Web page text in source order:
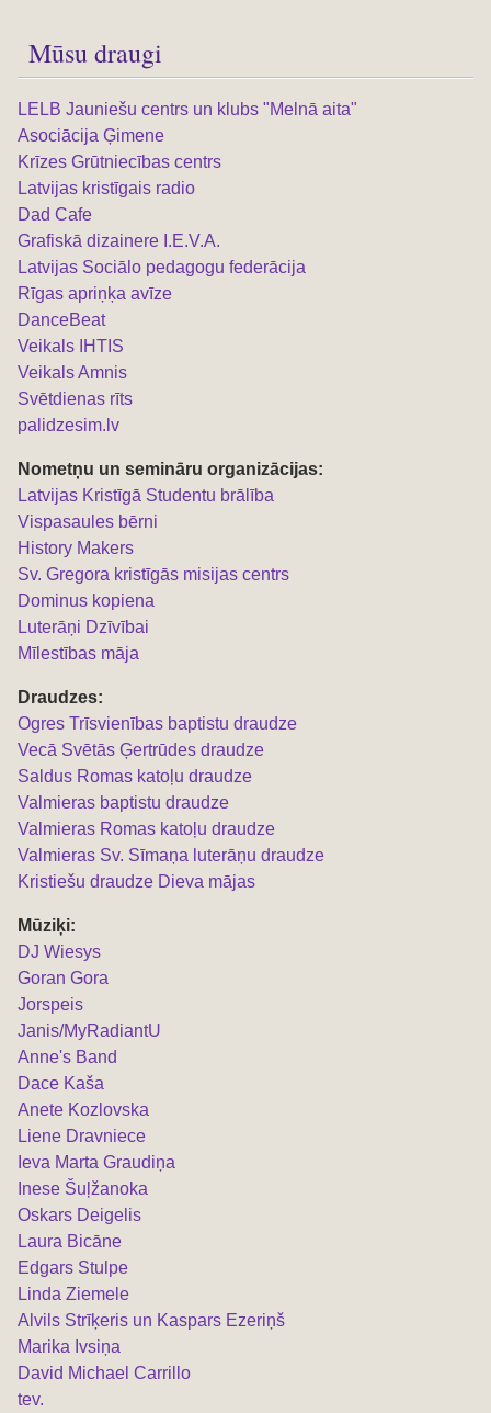
Mūsu draugi
LELB Jauniešu centrs un klubs "Melnā aita"
Asociācija Ģimene
Krīzes Grūtniecības centrs
Latvijas kristīgais radio
Dad Cafe
Grafiskā dizainere I.E.V.A.
Latvijas Sociālo pedagogu federācija
Rīgas apriņķa avīze
DanceBeat
Veikals IHTIS
Veikals Amnis
Svētdienas rīts
palidzesim.lv
Nometņu un semināru organizācijas:
Latvijas Kristīgā Studentu brālība
Vispasaules bērni
History Makers
Sv. Gregora kristīgās misijas centrs
Dominus kopiena
Luterāņi Dzīvībai
Mīlestības māja
Draudzes:
Ogres Trīsvienības baptistu draudze
Vecā Svētās Ģertrūdes draudze
Saldus Romas katoļu draudze
Valmieras baptistu draudze
Valmieras Romas katoļu draudze
Valmieras Sv. Sīmaņa luterāņu draudze
Kristiešu draudze Dieva mājas
Mūziķi:
DJ Wiesys
Goran Gora
Jorspeis
Janis/MyRadiantU
Anne's Band
Dace Kaša
Anete Kozlovska
Liene Dravniece
Ieva Marta Graudiņa
Inese Šuļžanoka
Oskars Deigelis
Laura Bicāne
Edgars Stulpe
Linda Ziemele
Alvils Strīķeris un Kaspars Ezeriņš
Marika Ivsiņa
David Michael Carrillo
tev.